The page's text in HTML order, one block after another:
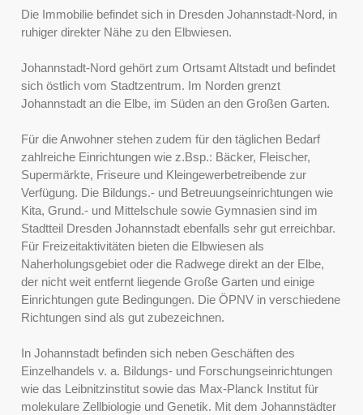
Die Immobilie befindet sich in Dresden Johannstadt-Nord, in
ruhiger direkter Nähe zu den Elbwiesen.
Johannstadt-Nord gehört zum Ortsamt Altstadt und befindet
sich östlich vom Stadtzentrum. Im Norden grenzt
Johannstadt an die Elbe, im Süden an den Großen Garten.
Für die Anwohner stehen zudem für den täglichen Bedarf
zahlreiche Einrichtungen wie z.Bsp.: Bäcker, Fleischer,
Supermärkte, Friseure und Kleingewerbetreibende zur
Verfügung. Die Bildungs.- und Betreuungseinrichtungen wie
Kita, Grund.- und Mittelschule sowie Gymnasien sind im
Stadtteil Dresden Johannstadt ebenfalls sehr gut erreichbar.
Für Freizeitaktivitäten bieten die Elbwiesen als
Naherholungsgebiet oder die Radwege direkt an der Elbe,
der nicht weit entfernt liegende Große Garten und einige
Einrichtungen gute Bedingungen. Die ÖPNV in verschiedene
Richtungen sind als gut zubezeichnen.
In Johannstadt befinden sich neben Geschäften des
Einzelhandels v. a. Bildungs- und Forschungseinrichtungen
wie das Leibnitzinstitut sowie das Max-Planck Institut für
molekulare Zellbiologie und Genetik. Mit dem Johannstädter